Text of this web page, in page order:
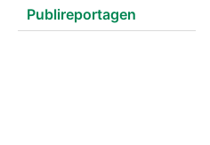
Publireportagen